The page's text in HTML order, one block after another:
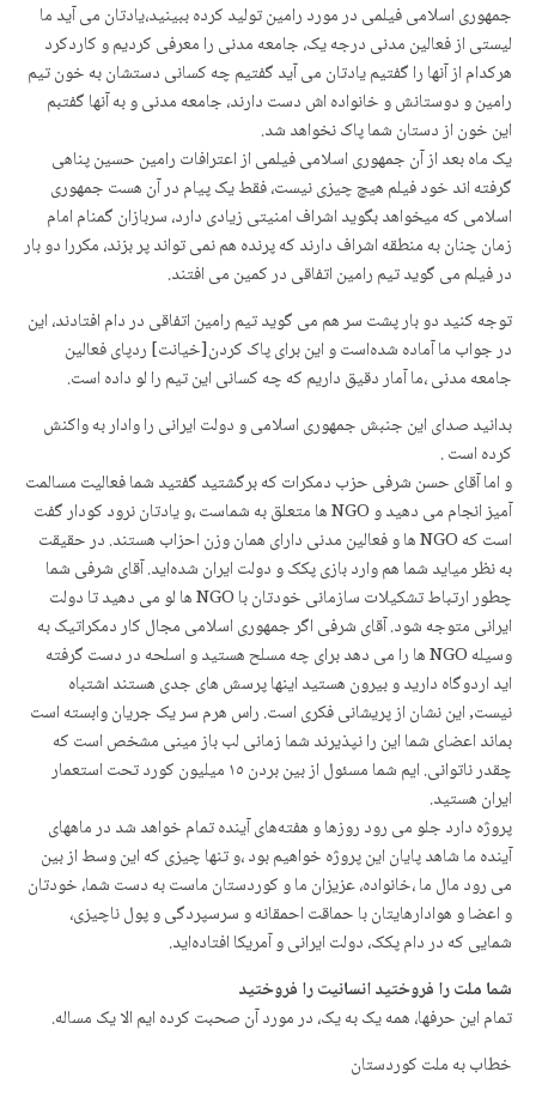
جمهوری اسلامی فیلمی در مورد رامین تولید کرده ببینید،یادتان می آید ما
لیستی از فعالین مدنی درجه یک، جامعه مدنی را معرفی کردیم و کاردکرد
هرکدام از آنها را گفتیم یادتان می آید گفتیم چه کسانی دستشان به خون تیم
رامین و دوستانش و خانواده اش دست دارند، جامعه مدنی و به آنها گفتبم
این خون از دستان شما پاک نخواهد شد.
یک ماه بعد از آن جمهوری اسلامی فیلمی از اعترافات رامین حسین پناهی
گرفته اند خود فیلم هیچ چیزی نیست، فقط یک پیام در آن هست جمهوری
اسلامی که میخواهد بگوید اشراف امنیتی زیادی دارد، سربازان گمنام امام
زمان چنان به منطقه اشراف دارند که پرنده هم نمی تواند پر بزند، مکررا دو بار
در فیلم می گوید تیم رامین اتفاقی در کمین می افتند.
توجه کنید دو بار پشت سر هم می گوید تیم رامین اتفاقی در دام افتادند، این
در جواب ما آماده شده‌است و این برای پاک کردن[خیانت] ردپای فعالین
جامعه مدنی ،ما آمار دقیق داریم که چه کسانی این تیم را لو داده است.
بدانید صدای این جنبش جمهوری اسلامی و دولت ایرانی را وادار به واکنش
کرده است .
و اما آقای حسن شرفی حزب دمکرات که برگشتید گفتید شما فعالیت مسالمت
آمیز انجام می دهید و NGO ها متعلق به شماست ،و یادتان نرود کودار گفت
است که NGO ها و فعالین مدنی دارای همان وزن احزاب هستند. در حقیقت
به نظر میاید شما هم وارد بازی پکک و دولت ایران شدەاید. آقای شرفی شما
چطور ارتباط تشکیلات سازمانی خودتان با NGO ها لو می دهید تا دولت
ایرانی متوجه شود. آقای شرفی اگر جمهوری اسلامی مجال کار دمکراتیک به
وسیله NGO ها را می دهد برای چه مسلح هستید و اسلحه در دست گرفته
اید اردوگاه دارید و بیرون هستید اینها پرسش های جدی هستند اشتباه
نیست, این نشان از پریشانی فکری است. راس هرم سر یک جریان وابسته است
بماند اعضای شما این را نپذیرند شما زمانی لب باز مینی مشخص است که
چقدر ناتوانی. ایم شما مسئول از بین بردن ١٥ میلیون کورد تحت استعمار
ایران هستید.
پروژه دارد جلو می رود روزها و هفتەهای آینده تمام خواهد شد در ماههای
آینده ما شاهد پایان این پروژه خواهیم بود ،و تنها چیزی که این وسط از بین
می رود مال ما ،خانواده، عزیزان ما و کوردستان ماست به دست شما، خودتان
و اعضا و هوادارهایتان با حماقت احمقانه و سرسپردگی و پول ناچیزی،
شمایی که در دام پکک، دولت ایرانی و آمریکا افتاده‌اید.
شما ملت را فروختید انسانیت را فروختید
تمام این حرفها، همه یک به یک، در مورد آن صحبت کرده ایم الا یک مساله.
خطاب به ملت کوردستان